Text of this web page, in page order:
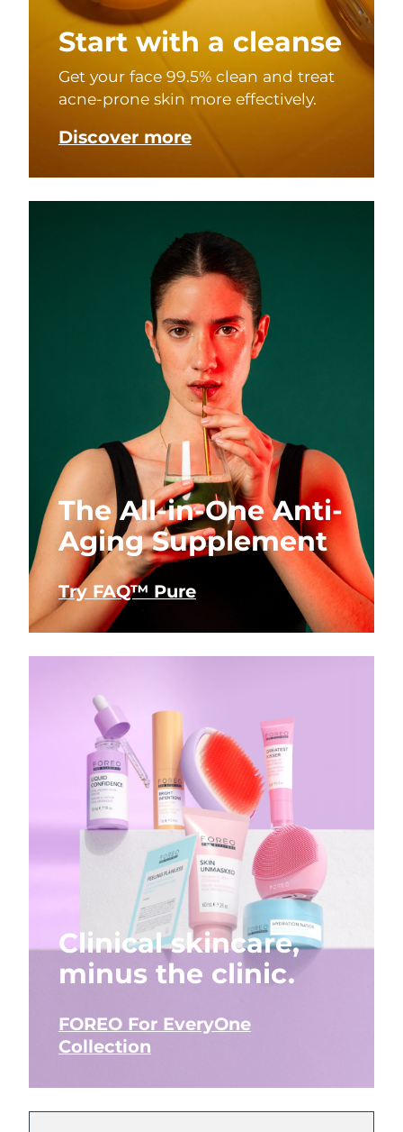
Start with a cleanse
Get your face 99.5% clean and treat
acne-prone skin more effectively.
Discover more
The All-in-One Anti-
Aging Supplement
Try FAQ™ Pure
Clinical skincare,
minus the clinic.
FOREO For EveryOne
Collection